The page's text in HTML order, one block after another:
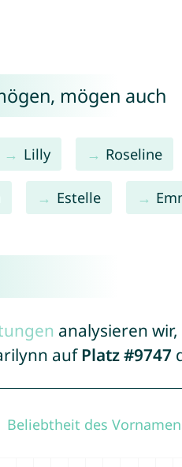
mögen auch
Lilly Roseline
Estelle
analysieren
auf Platz #9747